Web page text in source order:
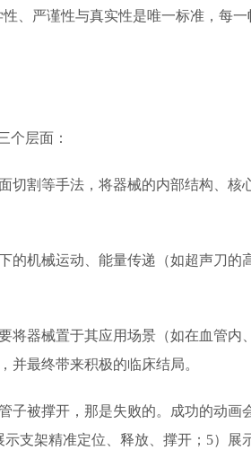
、严谨性与真实性是唯一标准，每一
个层面：
割等手法，将器械的内部结构、核
机械运动、能量传递（如超声刀的
器械置于其应用场景（如在血管内
并最终带来积极的临床结局。
被撑开，那是失败的。成功的动画
支架精准定位、释放、撑开；5）展